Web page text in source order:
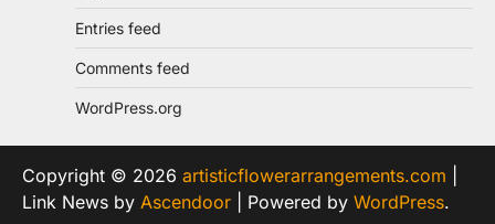
Entries feed
Comments feed
WordPress.org
Copyright © 2026 artisticflowerarrangements.com
Link News by Ascendoor | Powered by WordPress.